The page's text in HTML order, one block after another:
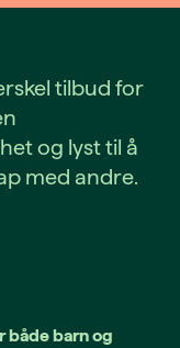
tilbud for
og lyst til å
med andre.
både barn og